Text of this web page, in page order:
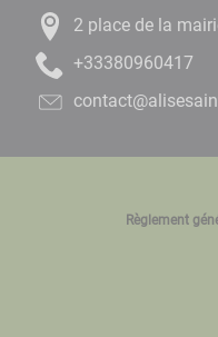
2 place de la
71406908333+
Règlement